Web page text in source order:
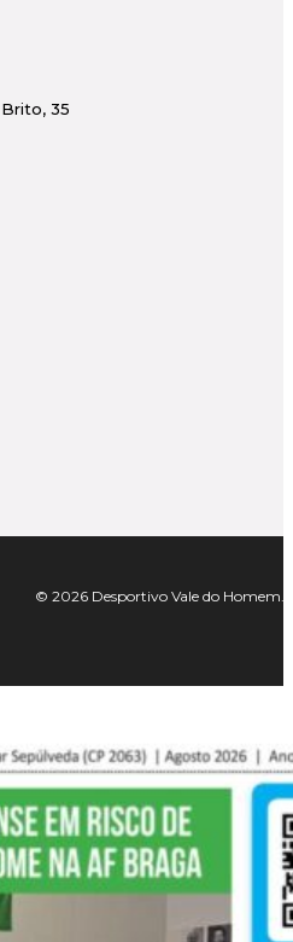
35
© 2026 Desportivo Vale do Homem.